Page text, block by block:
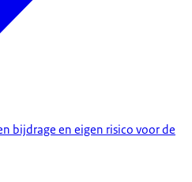
bijdrage en eigen risico voor de